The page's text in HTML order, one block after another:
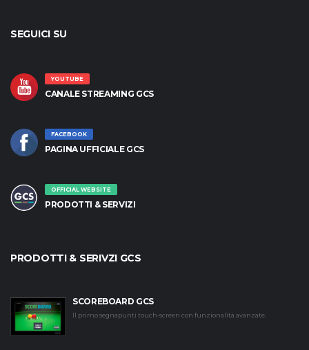
SEGUICI SU
YOUTUBE
CANALE STREAMING GCS
FACEBOOK
PAGINA UFFICIALE GCS
OFFICIAL WEBSITE
PRODOTTI & SERVIZI
PRODOTTI & SERIVZI GCS
SCOREBOARD GCS
Il primo segnapunti touch-screen con funzionalità avanzate.